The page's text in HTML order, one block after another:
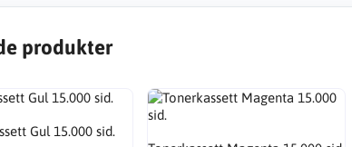
produkter
Gul 15.000 sid.